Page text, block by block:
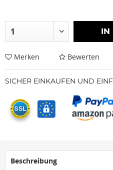
IN
Merken Bewerten
SICHER EINKAUFEN UND
Beschreibung